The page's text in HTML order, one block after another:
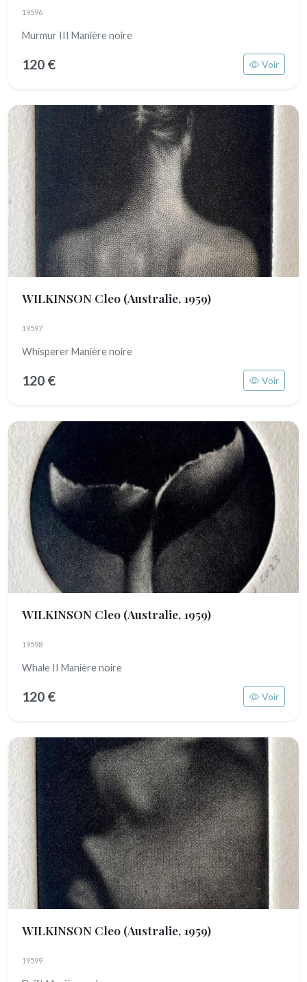
19596
Murmur III Manière noire
120 € Voir
WILKINSON Cleo (Australie, 1959)
19597
Whisperer Manière noire
120 € Voir
WILKINSON Cleo (Australie, 1959)
19598
Whale II Manière noire
120 € Voir
WILKINSON Cleo (Australie, 1959)
19599